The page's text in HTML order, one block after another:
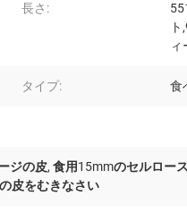
長さ:
55
ィ
タイプ: 食
ジの皮, 食用15mmのセルロー
皮をむきなさい